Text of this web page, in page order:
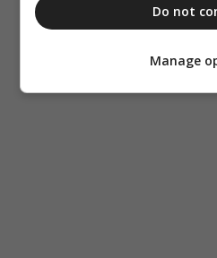
Do not
Manage